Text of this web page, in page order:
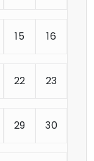
15 16
22 23
29 30